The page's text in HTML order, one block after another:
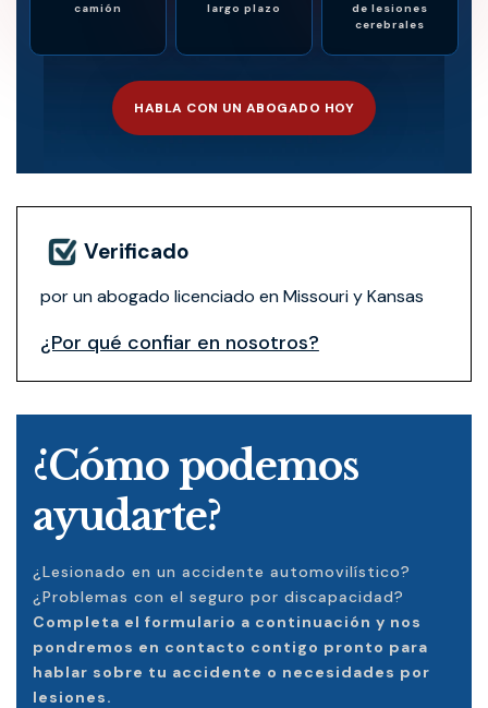
camión
largo plazo
de lesiones
cerebrales
HABLA CON UN ABOGADO HOY
Verificado
por un abogado licenciado en Missouri y Kansas
¿Por qué confiar en nosotros?
¿Cómo podemos
ayudarte?
¿Lesionado en un accidente automovilístico?
¿Problemas con el seguro por discapacidad?
Completa el formulario a continuación y nos
pondremos en contacto contigo pronto para
hablar sobre tu accidente o necesidades por
lesiones.